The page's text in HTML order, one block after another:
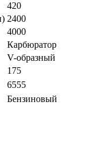
420
2400
4000
Карбюратор
V-образный
175
6555
Бензиновый